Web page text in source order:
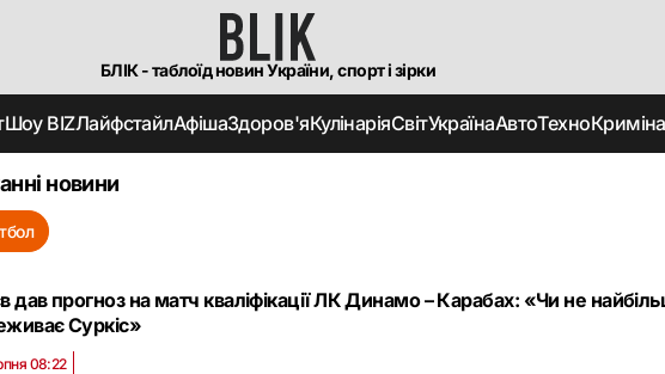
БЛІК - таблоїд новин України, спорт і зірки
Шоу BIZЛайфстайлАфішаЗдоров'яКулінаріяСвітУкраїнаАвтоТехно
новини
дав прогноз на матч кваліфікації ЛК Динамо – Карабах: «Чи не
Суркіс»
08:22